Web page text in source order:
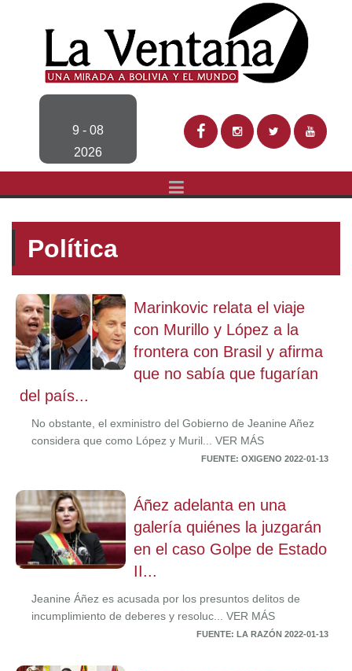
9 - 08
2026
Política
Marinkovic relata el viaje
con Murillo y López a la
frontera con Brasil y afirma
que no sabía que fugarían
del país...
No obstante, el exministro del Gobierno de Jeanine Añez
considera que como López y Muril... VER MÁS
FUENTE: OXIGENO 2022-01-13
Áñez adelanta en una
galería quiénes la juzgarán
en el caso Golpe de Estado
II...
Jeanine Áñez es acusada por los presuntos delitos de
incumplimiento de deberes y resoluc... VER MÁS
FUENTE: LA RAZÓN 2022-01-13